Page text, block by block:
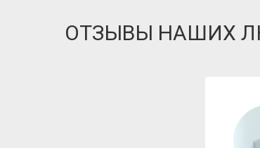
ОТЗЫВЫ НАШИХ